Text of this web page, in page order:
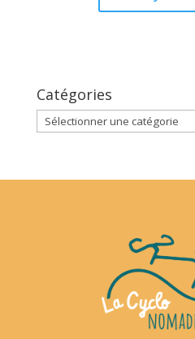
Catégories
Catégories